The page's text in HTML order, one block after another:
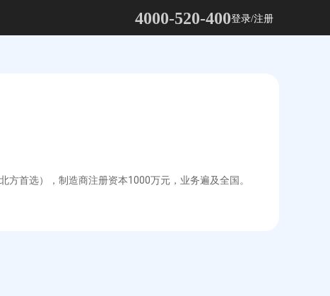
4000-520-400登录/注册
首选），制造商注册资本1000万元，业务遍及全国。